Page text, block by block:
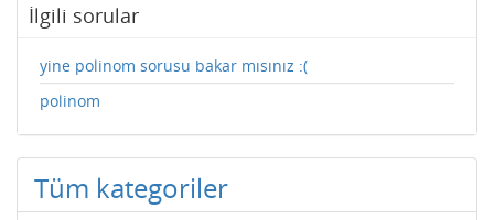
İlgili sorular
yine polinom sorusu bakar mısınız :(
polinom
Tüm kategoriler